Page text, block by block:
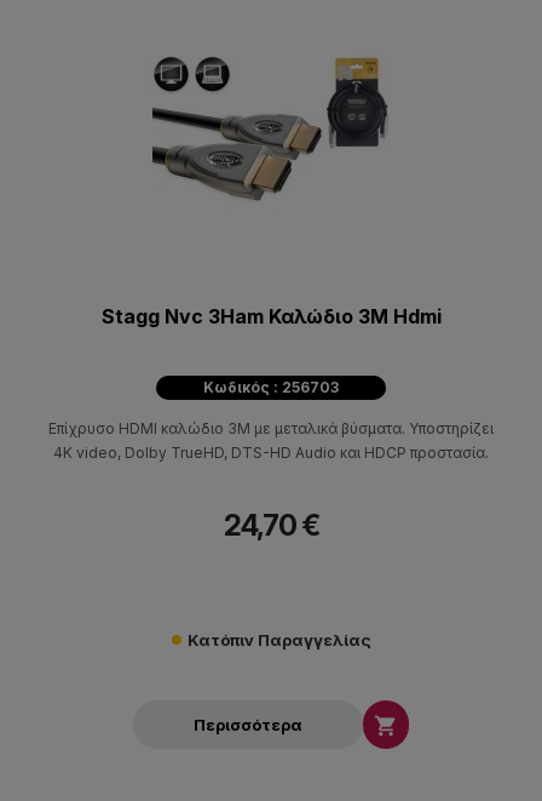
Stagg Nvc 3Ham Καλώδιο 3M Hdmi
Κωδικός : 256703
Επίχρυσο HDMI καλώδιο 3M με μεταλικά βύσματα. Υποστηρίζει
4K video, Dolby TrueHD, DTS-HD Audio και HDCP προστασία.
24,70 €
Κατόπιν Παραγγελίας
Περισσότερα 